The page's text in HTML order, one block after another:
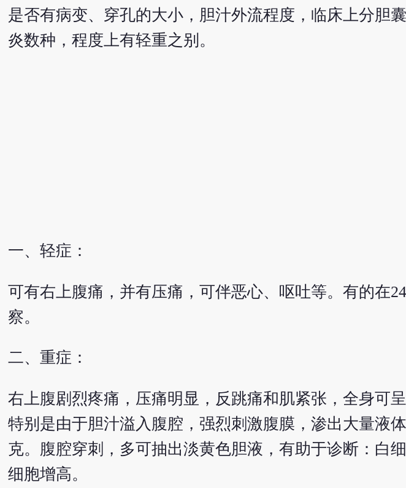
是否有病变、穿孔的大小，胆汁外流程度，临床上分胆
炎数种，程度上有轻重之别。
一、轻症：
可有右上腹痛，并有压痛，可伴恶心、呕吐等。有的在
察。
二、重症：
右上腹剧烈疼痛，压痛明显，反跳痛和肌紧张，全身可
特别是由于胆汁溢入腹腔，强烈刺激腹膜，渗出大量液
克。腹腔穿刺，多可抽出淡黄色胆液，有助于诊断：白
细胞增高。